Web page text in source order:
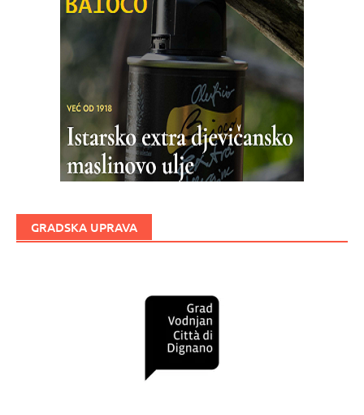
GRADSKA UPRAVA